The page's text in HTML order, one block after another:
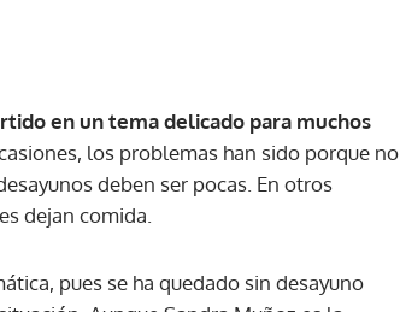
en un tema delicado para muchos
los problemas han sido porque no
deben ser pocas. En otros
dejan comida.
pues se ha quedado sin desayuno